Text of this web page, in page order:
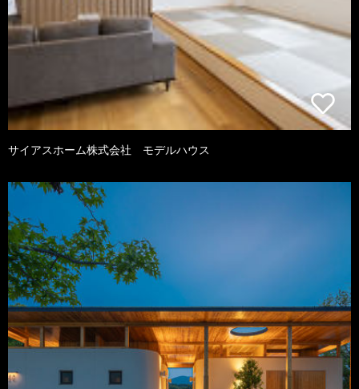
サイアスホーム株式会社 モデルハウス